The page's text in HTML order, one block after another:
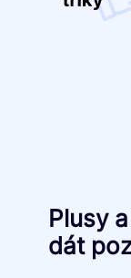
Plusy
dát